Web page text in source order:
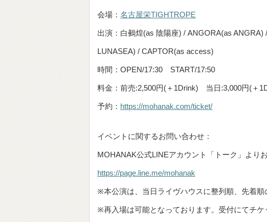
会場： 名古屋栄TIGHTROPE
出演：白鵺煌(as 陰陽座) / ANGORA(as
LUNASEA) / CAPTOR(as access)
時間：OPEN/17:30 START/17:50
料金：前売:2,500円(＋1Drink) 当日:3,000円(＋
予約： https://mohanak.com/ticket/
イベントに関するお問い合わせ：
MOHANAK公式LINEアカウント「トーク」より
https://page.line.me/mohanak
※本公演は、当日ライヴハウスに整列順、先着順
※再入場は可能となっております。受付にてチケ